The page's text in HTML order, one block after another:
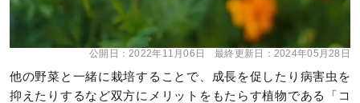
公開日：2022年11月06日 最終更新日： 2024年05月28日
他の野菜と一緒に栽培することで、成長を促したり病害虫を
抑えたりするなど双方にメリットをもたらす植物である「コ